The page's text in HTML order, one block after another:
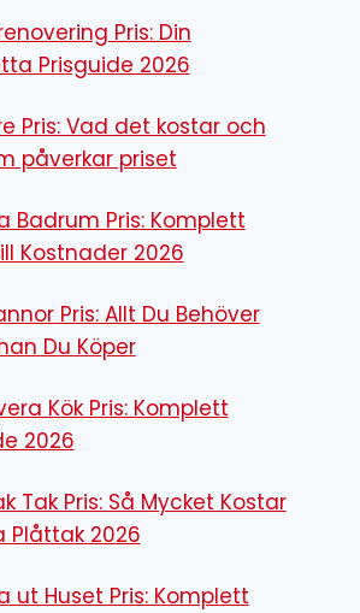
Pris: Din
Prisguide 2026
Pris: Vad det kostar och
påverkar priset
Badrum Pris: Komplett
Kostnader 2026
Pris: Allt Du Behöver
Du Köper
Kök Pris: Komplett
2026
Tak Pris: Så Mycket Kostar
Plåttak 2026
ut Huset Pris: Komplett